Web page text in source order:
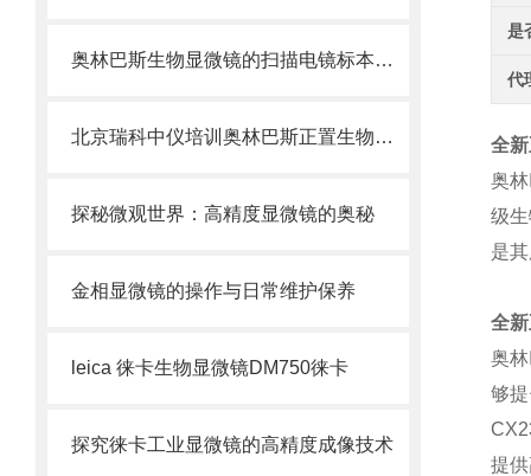
奥林巴斯生物显微镜的扫描电镜标本制备方法
北京瑞科中仪培训奥林巴斯正置生物显微镜维护方法
探秘微观世界：高精度显微镜的奥秘
金相显微镜的操作与日常维护保养
leica 徕卡生物显微镜DM750徕卡
探究徕卡工业显微镜的高精度成像技术
是
代
全
奥
级
是
全
奥
够
提